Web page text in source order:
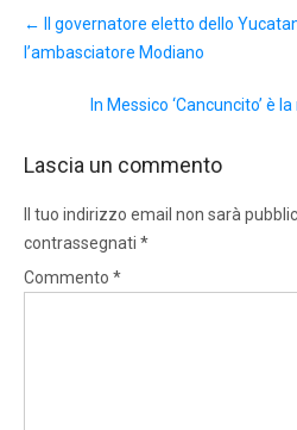
navigation
←
Il governatore eletto dello
l’ambasciatore Modiano
In Messico ‘Cancuncito’ è
Lascia un commento
Il tuo indirizzo email non sarà
contrassegnati *
Commento *